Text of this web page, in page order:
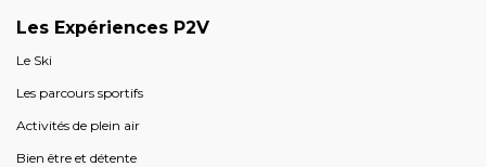
Les Expériences P2V
Le Ski
Les parcours sportifs
Activités de plein air
Bien être et détente